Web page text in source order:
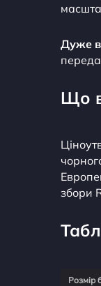
Дуже
Що
збори
Розмір